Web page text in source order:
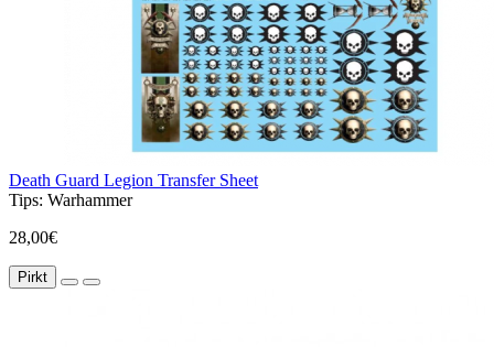
Death Guard Legion Transfer Sheet
Tips: Warhammer
28,00€
Pirkt